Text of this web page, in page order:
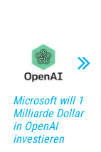
Microsoft will 1
Milliarde Dollar
in OpenAI
investieren